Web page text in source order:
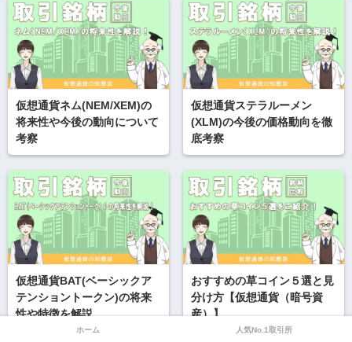
仮想通貨ネム(NEM/XEM)の
将来性や今後の動向について
考察
仮想通貨ステラルーメン
(XLM)の今後の価格動向を徹
底考察
仮想通貨BAT(ベーシックア
テンショントークン)の将来
性や特徴を解説
おすすめの草コイン５選と見
分け方【仮想通貨（暗号資
産）】
ホーム 人気No.1取引所